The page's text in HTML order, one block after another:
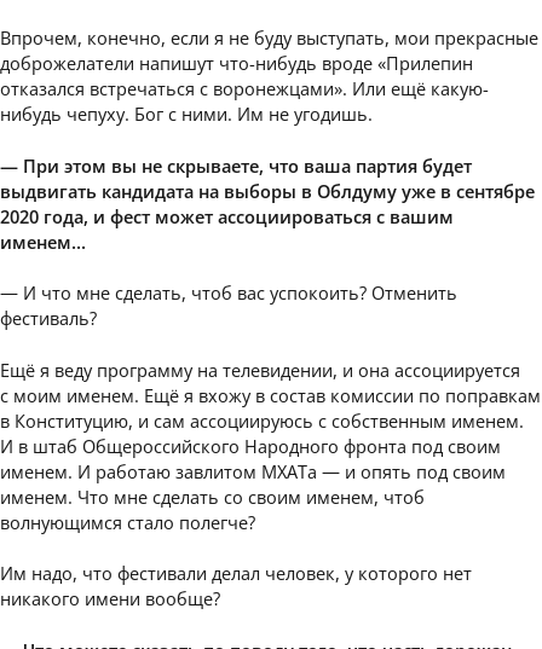
Впрочем, конечно, если я не буду выступать, мои прекрасные
доброжелатели напишут что-нибудь вроде «Прилепин
отказался встречаться с воронежцами». Или ещё какую-
нибудь чепуху. Бог с ними. Им не угодишь.
— При этом вы не скрываете, что ваша партия будет
выдвигать кандидата на выборы в Облдуму уже в сентябре
2020 года, и фест может ассоциироваться с вашим
именем…
— И что мне сделать, чтоб вас успокоить? Отменить
фестиваль?
Ещё я веду программу на телевидении, и она ассоциируется
с моим именем. Ещё я вхожу в состав комиссии по поправкам
в Конституцию, и сам ассоциируюсь с собственным именем.
И в штаб Общероссийского Народного фронта под своим
именем. И работаю завлитом МХАТа — и опять под своим
именем. Что мне сделать со своим именем, чтоб
волнующимся стало полегче?
Им надо, что фестивали делал человек, у которого нет
никакого имени вообще?